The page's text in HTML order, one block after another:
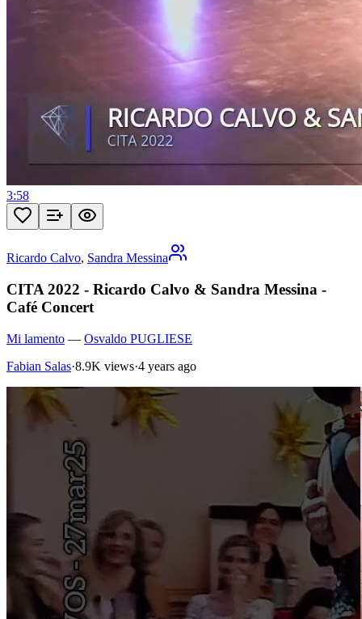
3:58
Ricardo Calvo, Sandra Messina
CITA 2022 - Ricardo Calvo & Sandra Messina -
Café Concert
Mi lamento — Osvaldo PUGLIESE
Fabian Salas·8.9K views·4 years ago